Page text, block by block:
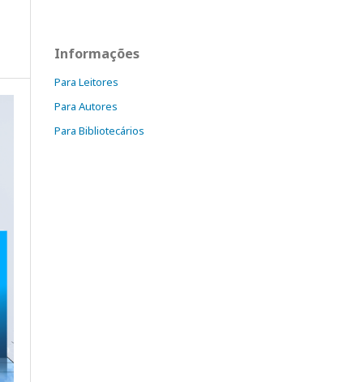
Informações
Para Leitores
Para Autores
Para Bibliotecários